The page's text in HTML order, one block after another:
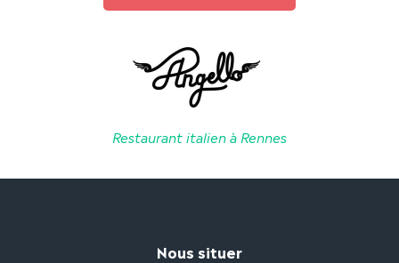
Restaurant italien à Rennes
Nous situer